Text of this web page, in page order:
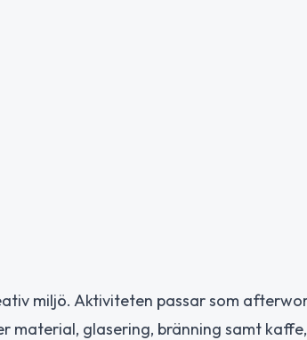
miljö. Aktiviteten passar som
material, glasering, bränning samt